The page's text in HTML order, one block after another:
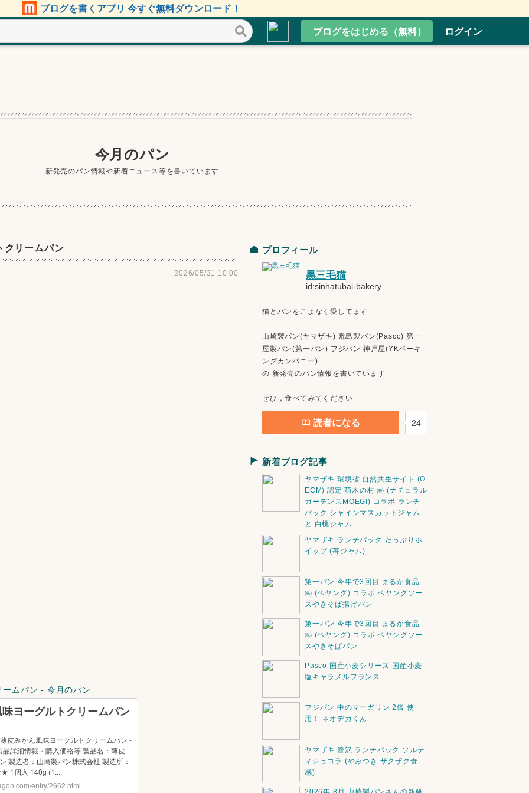
ブログを書くアプリ 今すぐ無料ダウンロード！
ブログをはじめる（無料）
ログイン
今月のパン
新発売のパン情報や新着ニュース等を書いています
クリームパン
2026/05/31 10:00
ムパン - 今月のパン
プロフィール
黒三毛猫
id:sinhatubai-bakery
猫とパンをこよなく愛してます
山崎製パン(ヤマザキ) 敷島製パン(Pasco) 第一
屋製パン(第一パン) フジパン 神戸屋(YKベーキ
ングカンパニー)
の 新発売のパン情報を書いています
ぜひ，食べてみてください
読者になる 24
新着ブログ記事
ヤマザキ 環境省 自然共生サイト (O
ECM) 認定 萌木の村 ㈱ (ナチュラル
ガーデンズMOEGI) コラボ ランチ
パック シャインマスカットジャム
と 白桃ジャム
ヤマザキ ランチパック たっぷりホ
イップ (苺ジャム)
第一パン 今年で3回目 まるか食品
㈱ (ペヤング) コラボ ペヤングソー
スやきそば揚げパン
第一パン 今年で3回目 まるか食品
㈱ (ペヤング) コラボ ペヤングソー
スやきそばパン
Pasco 国産小麦シリーズ 国産小麦
塩キャラメルフランス
フジパン 中のマーガリン 2倍 使
用！ ネオデカくん
ヤマザキ 贅沢 ランチパック ソルテ
ィショコラ (やみつき ザクザク食
感)